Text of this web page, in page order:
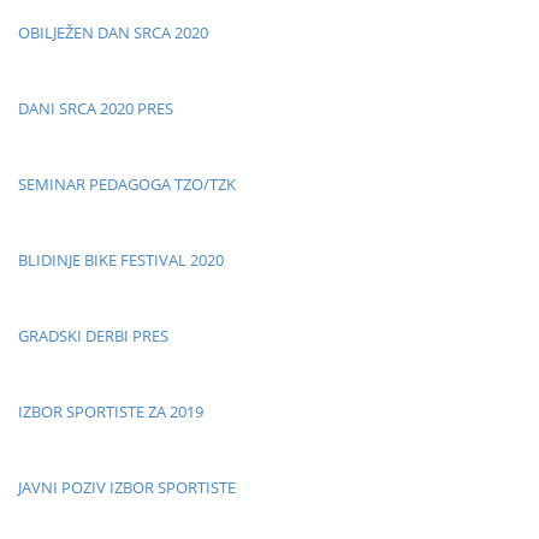
OBILJEŽEN DAN SRCA 2020
DANI SRCA 2020 PRES
SEMINAR PEDAGOGA TZO/TZK
BLIDINJE BIKE FESTIVAL 2020
GRADSKI DERBI PRES
IZBOR SPORTISTE ZA 2019
JAVNI POZIV IZBOR SPORTISTE